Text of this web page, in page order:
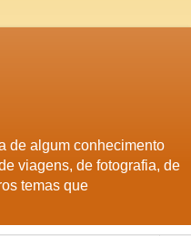
de algum conhecimento
viagens, de fotografia, de
temas que